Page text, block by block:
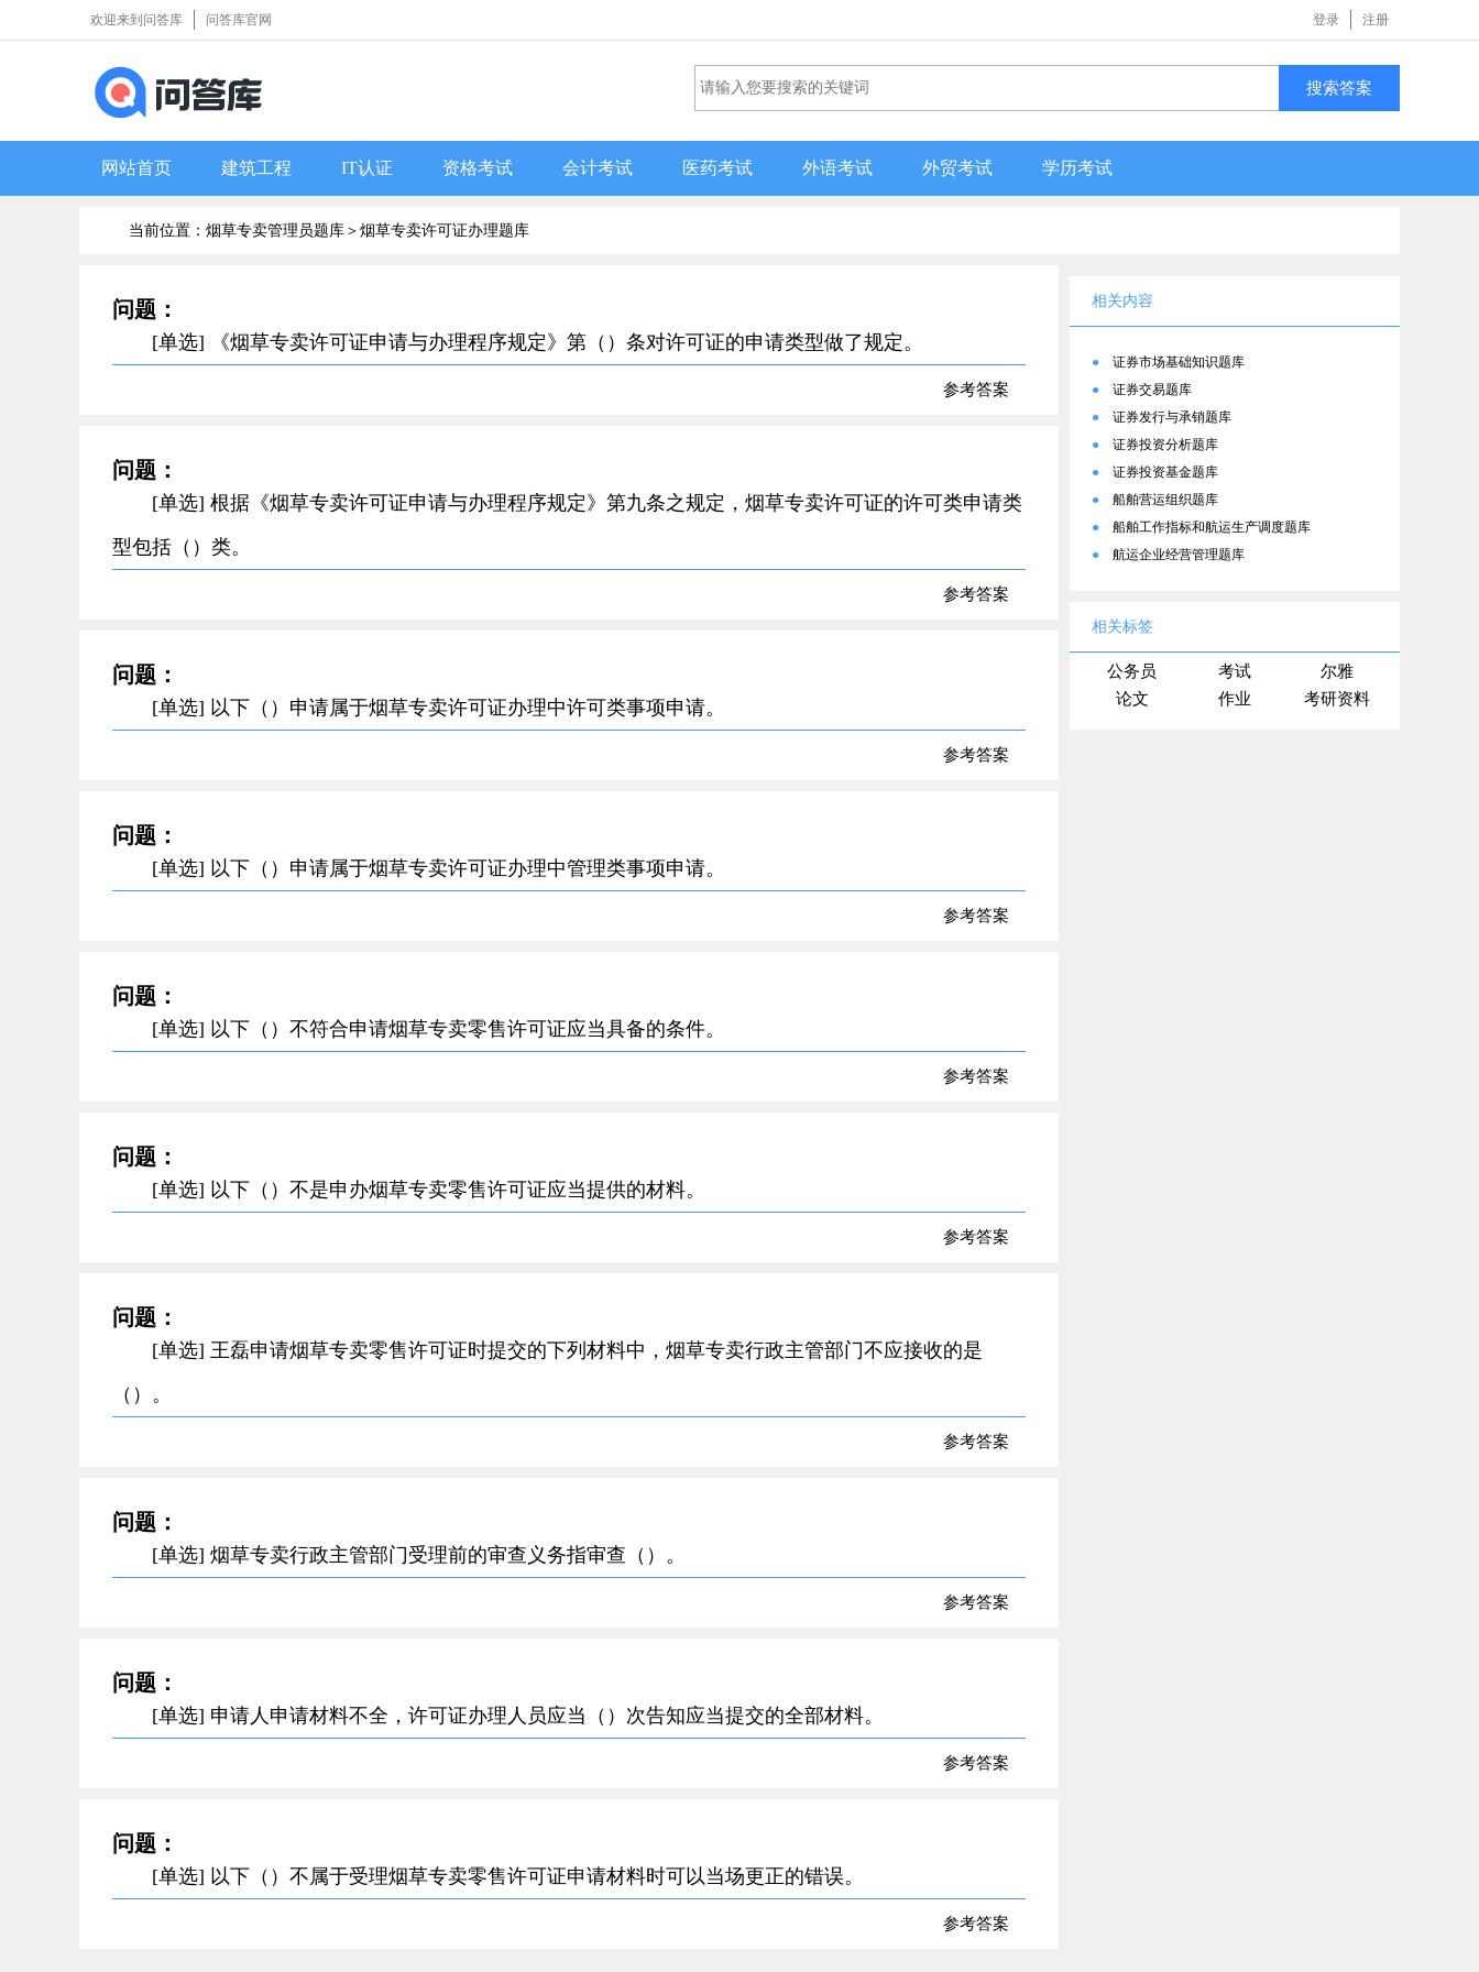
登录 注册
欢迎来到问答库 问答库官网
搜索答案
网站首页 建筑工程 IT认证 资格考试 会计考试 医药考试 外语考试 外贸考试 学历考试
当前位置：烟草专卖管理员题库＞ 烟草专卖许可证办理题库
问题：
[单选] 《烟草专卖许可证申请与办理程序规定》第（）条对许可证的申请类型做了规定。
参考答案
问题：
[单选] 根据《烟草专卖许可证申请与办理程序规定》第九条之规定，烟草专卖许可证的许可类申请类
型包括（）类。
参考答案
问题：
[单选] 以下（）申请属于烟草专卖许可证办理中许可类事项申请。
参考答案
问题：
[单选] 以下（）申请属于烟草专卖许可证办理中管理类事项申请。
参考答案
问题：
[单选] 以下（）不符合申请烟草专卖零售许可证应当具备的条件。
参考答案
问题：
[单选] 以下（）不是申办烟草专卖零售许可证应当提供的材料。
参考答案
问题：
[单选] 王磊申请烟草专卖零售许可证时提交的下列材料中，烟草专卖行政主管部门不应接收的是
（）。
参考答案
问题：
[单选] 烟草专卖行政主管部门受理前的审查义务指审查（）。
参考答案
问题：
[单选] 申请人申请材料不全，许可证办理人员应当（）次告知应当提交的全部材料。
参考答案
问题：
[单选] 以下（）不属于受理烟草专卖零售许可证申请材料时可以当场更正的错误。
参考答案
相关内容
●
证券市场基础知识题库
●
证券交易题库
●
证券发行与承销题库
●
证券投资分析题库
●
证券投资基金题库
●
船舶营运组织题库
●
船舶工作指标和航运生产调度题库
●
航运企业经营管理题库
相关标签
公务员 考试
尔雅
论文
作业 考研资料